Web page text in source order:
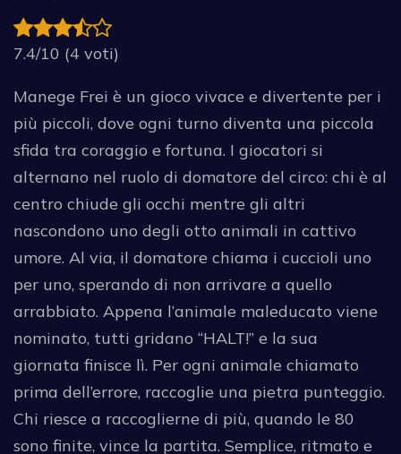
7.4/10 (4 voti)
Manege Frei è un gioco vivace e divertente per i
più piccoli, dove ogni turno diventa una piccola
sfida tra coraggio e fortuna. I giocatori si
alternano nel ruolo di domatore del circo: chi è al
centro chiude gli occhi mentre gli altri
nascondono uno degli otto animali in cattivo
umore. Al via, il domatore chiama i cuccioli uno
per uno, sperando di non arrivare a quello
arrabbiato. Appena l’animale maleducato viene
nominato, tutti gridano “HALT!” e la sua
giornata finisce lì. Per ogni animale chiamato
prima dell’errore, raccoglie una pietra punteggio.
Chi riesce a raccoglierne di più, quando le 80
sono finite, vince la partita. Semplice, ritmato e